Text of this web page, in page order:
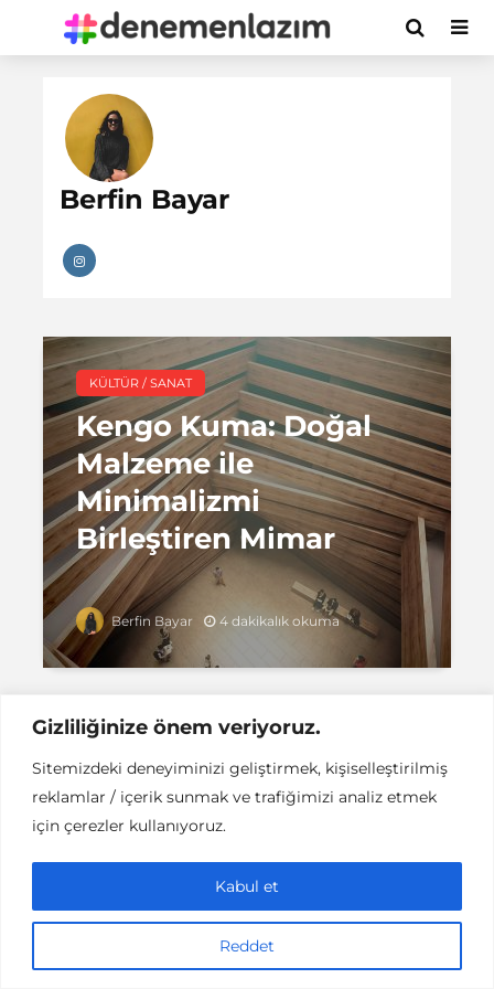
Gizliliğinize önem veriyoruz.
Sitemizdeki deneyiminizi geliştirmek, kişiselleştirilmiş
reklamlar / içerik sunmak ve trafiğimizi analiz etmek
için çerezler kullanıyoruz.
Reddet
Kabul et
Berfin Bayar
KÜLTÜR / SANAT
Kengo Kuma: Doğal
Malzeme ile
Minimalizmi
Birleştiren Mimar
Berfin Bayar 4 dakikalık okuma
Instant DCPC © Her Hakkı Saklıdır |İLETİŞİM
This work is licensed under aCreative
Commons Attribution-NonCommercial-NoDerivatives 4.0